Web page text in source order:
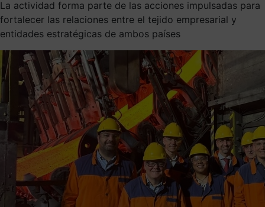
La actividad forma parte de las acciones impulsadas para
fortalecer las relaciones entre el tejido empresarial y
entidades estratégicas de ambos países